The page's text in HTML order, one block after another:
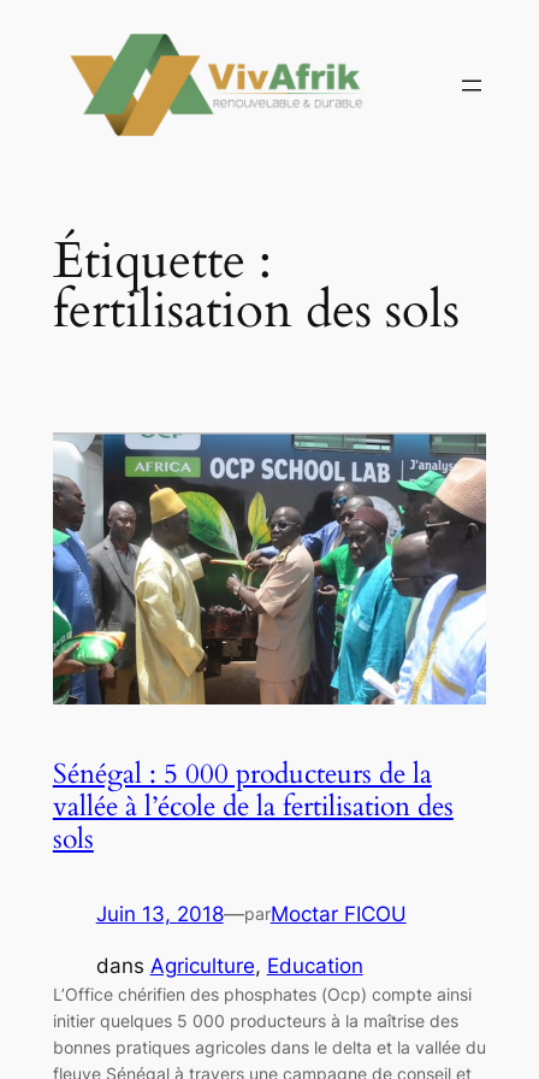
contenu
Étiquette :
fertilisation des sols
Sénégal : 5 000 producteurs de la
vallée à l’école de la fertilisation des
sols
Juin 13, 2018—parMoctar FICOU
dans Agriculture, Education
L’Office chérifien des phosphates (Ocp) compte ainsi
initier quelques 5 000 producteurs à la maîtrise des
bonnes pratiques agricoles dans le delta et la vallée du
fleuve Sénégal à travers une campagne de conseil et